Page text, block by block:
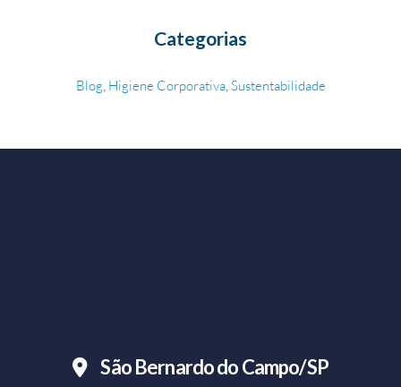
Categorias
Blog Higiene Corporativa, Sustentabilidade
São Bernardo do Campo/SP